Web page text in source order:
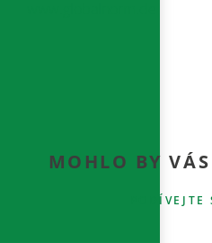
MOHLO BY
PODÍVEJTE